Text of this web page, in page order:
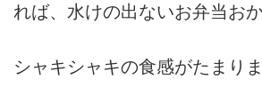
れば、水けの出ないお弁当おか
シャキシャキの食感がたまりま